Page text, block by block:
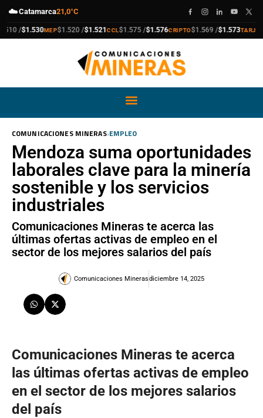
☁️Catamarca21,0°C
/ $1.530MEP
compra$1.520 /
venta $1.521CCL
compra$1.575 /
venta $1.576CRIPTO
compra$1.569 /
venta $1.573TARJETA
compra
venta
COMUNICACIONES MINERAS›EMPLEO
Mendoza suma oportunidades
laborales clave para la minería
sostenible y los servicios
industriales
Comunicaciones Mineras te acerca las
últimas ofertas activas de empleo en el
sector de los mejores salarios del país
Comunicaciones Minerasdiciembre 14, 2025
Comunicaciones Mineras te acerca
las últimas ofertas activas de empleo
en el sector de los mejores salarios
del país